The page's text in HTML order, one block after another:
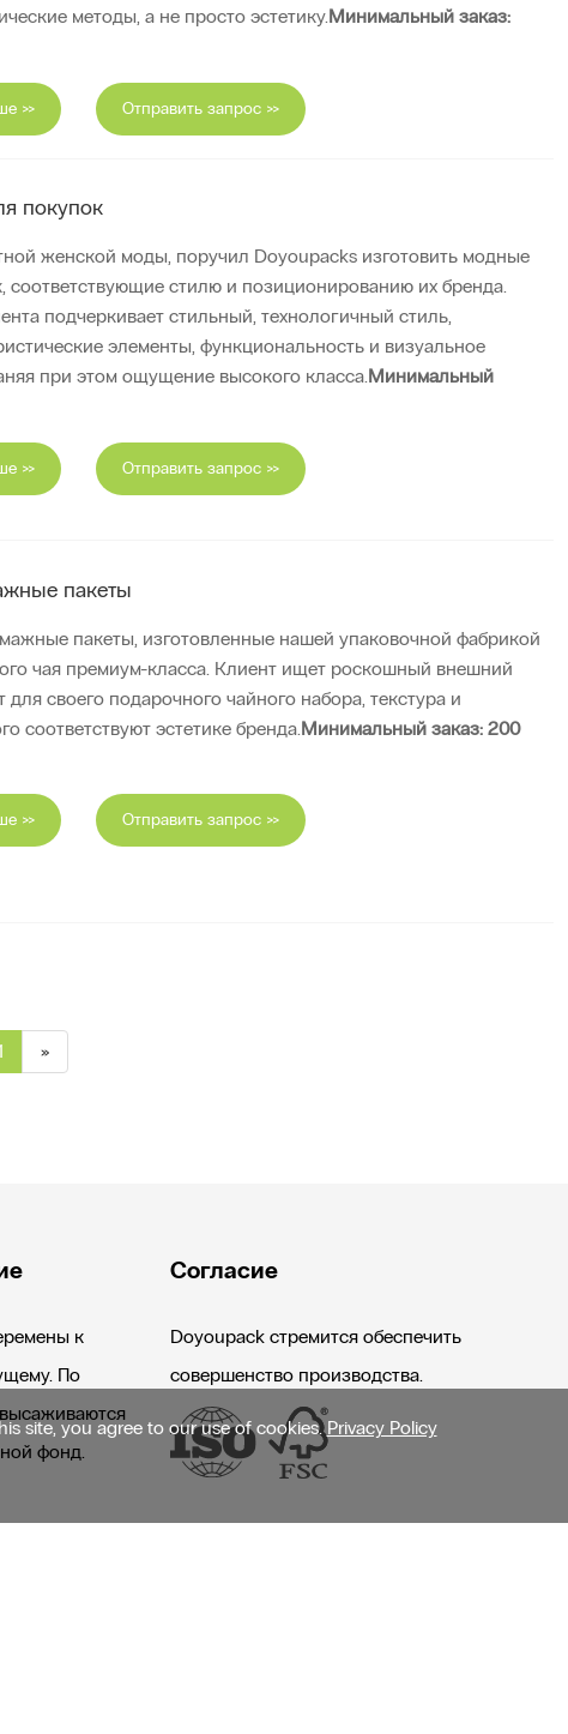
методы, а не просто эстетику.Минимальный заказ:
>> Отправить запрос >>
покупок
женской моды, поручил Doyoupacks изготовить модные
соответствующие стилю и позиционированию их бренда.
подчеркивает стильный, технологичный стиль,
элементы, функциональность и визуальное
при этом ощущение высокого класса.Минимальный
>> Отправить запрос >>
пакеты
пакеты, изготовленные нашей упаковочной фабрикой
чая премиум-класса. Клиент ищет роскошный внешний
своего подарочного чайного набора, текстура и
соответствуют эстетике бренда. Минимальный заказ: 200
>> Отправить запрос >>
»
к
По
фонд.
Согласие
Doyoupack стремится обеспечить
совершенство производства.
site, you agree to our use of cookies.Privacy Policy